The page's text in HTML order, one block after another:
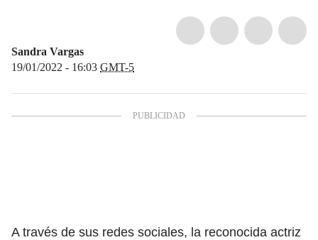
Sandra Vargas
19/01/2022 - 16:03 GMT-5
A través de sus redes sociales, la reconocida actriz